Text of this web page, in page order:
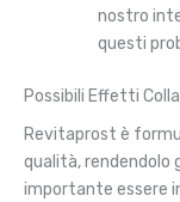
nostro
questi
Possibili Effetti
Revitaprost è
qualità, rendendolo
importante essere